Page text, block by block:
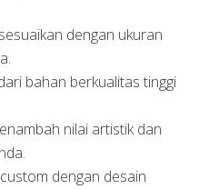
dengan ukuran
bahan berkualitas tinggi
nilai artistik dan
dengan desain